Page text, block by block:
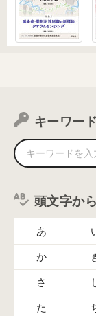
キーワー
頭文字か
あ
か
さ
た